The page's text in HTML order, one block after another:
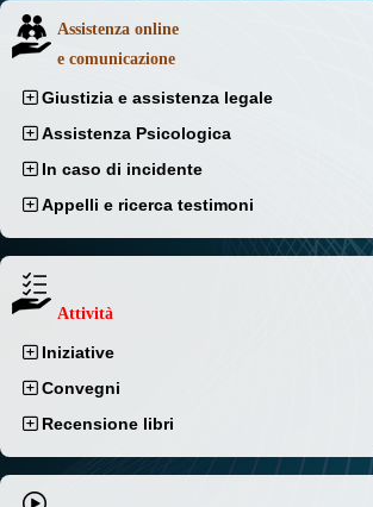
Assistenza online
e comunicazione
Giustizia e assistenza legale
Assistenza Psicologica
In caso di incidente
Appelli e ricerca testimoni
Attività
Iniziative
Convegni
Recensione libri